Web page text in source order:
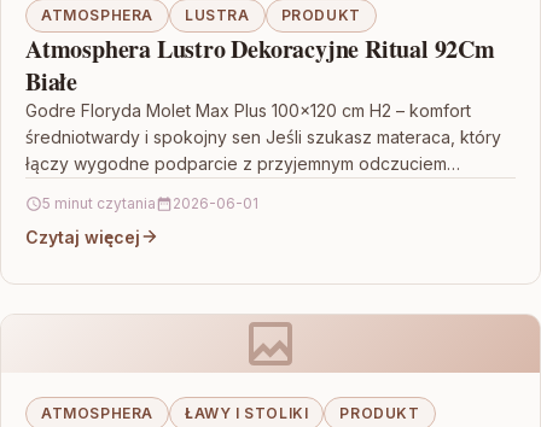
ATMOSPHERA LUSTRA PRODUKT
Atmosphera Lustro Dekoracyjne Ritual 92Cm
Białe
Godre Floryda Molet Max Plus 100×120 cm H2 – komfort
średniotwardy i spokojny sen Jeśli szukasz materaca, który
łączy wygodne podparcie z przyjemnym odczuciem…
5 minut czytania 2026-06-01
Czytaj więcej
ATMOSPHERA ŁAWY I STOLIKI PRODUKT